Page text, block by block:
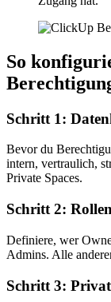
So
Schritt 1:
Bevor du
intern, vertraulich,
Private Spaces.
Schritt 2:
Definiere, wer
Admins. Alle
Schritt 3: